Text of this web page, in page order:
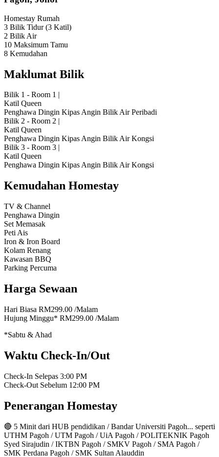
Homestay Rumah
3 Bilik Tidur(3 Katil)
2 Bilik Air
10 Maksimum Tamu
8 Kemudahan
Maklumat Bilik
Bilik 1 - Room 1 |
Katil Queen
Penghawa Dingin Kipas Angin Bilik Air Peribadi
Bilik 2 - Room 2 |
Katil Queen
Penghawa Dingin Kipas Angin Bilik Air Kongsi
Bilik 3 - Room 3 |
Katil Queen
Penghawa Dingin Kipas Angin Bilik Air Kongsi
Kemudahan Homestay
TV & Channel
Penghawa Dingin
Set Memasak
Peti Ais
Iron & Iron Board
Kolam Renang
Kawasan BBQ
Parking Percuma
Harga Sewaan
Hari Biasa RM299.00 /Malam
Hujung Minggu* RM299.00 /Malam
*Sabtu & Ahad
Waktu Check-In/Out
Check-In Selepas 3:00 PM
Check-Out Sebelum 12:00 PM
Penerangan Homestay
🔴 5 Minit dari HUB pendidikan / Bandar Universiti Pagoh... seperti
UTHM Pagoh / UTM Pagoh / UiA Pagoh / POLITEKNIK Pagoh
Syed Sirajudin / IKTBN Pagoh / SMKV Pagoh / SMA Pagoh /
SMK Perdana Pagoh / SMK Sultan Alauddin